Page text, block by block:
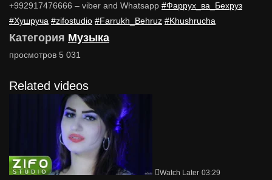
+992917476666 – viber and Whatsapp #Фаррух_ва_Бехруз
#Хушруча #zifostudio #Farrukh_Behruz #Khushrucha
Категория Музыка
просмотров 5 031
Related videos
Watch Later 03:29